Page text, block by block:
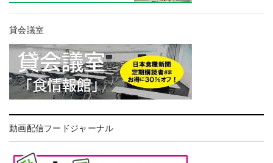
貸会議室
動画配信フードジャーナル